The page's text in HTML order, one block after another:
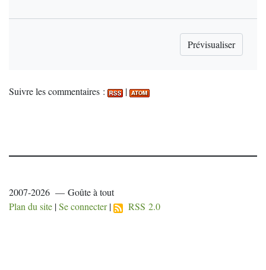
Suivre les commentaires : |
2007-2026 — Goûte à tout
Plan du site |Se connecter| RSS 2.0